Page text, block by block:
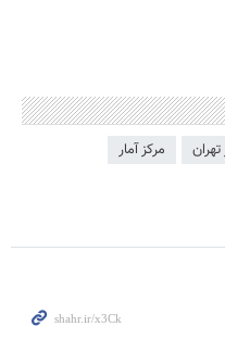
مرکز آمار